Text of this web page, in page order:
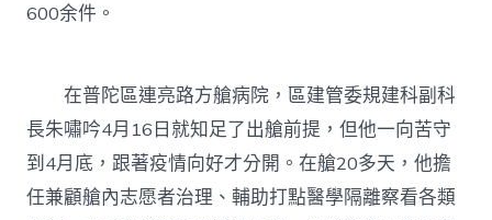
600余件。
在普陀區連亮路方艙病院，區建管委規建科副科
長朱嘯吟4月16日就知足了出艙前提，但他一向苦守
到4月底，跟著疫情向好才分開。在艙20多天，他擔
任兼顧艙內志愿者治理、輔助打點醫學隔離察看各類